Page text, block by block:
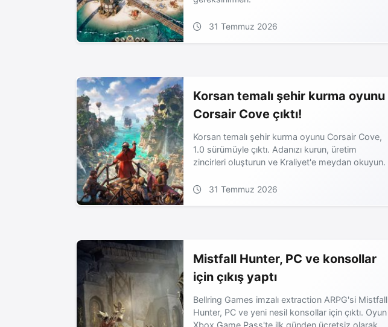
31 Temmuz 2026
Korsan temalı şehir kurma oyunu
Corsair Cove çıktı!
Korsan temalı şehir kurma oyunu Corsair Cove,
1.0 sürümüyle çıktı. Adanızı kurun, üretim
zincirleri oluşturun ve Kraliyet'e meydan okuyun.
31 Temmuz 2026
Mistfall Hunter, PC ve konsollar
için çıkış yaptı
Bellring Games imzalı extraction ARPG'si Mistfall
Hunter, PC ve yeni nesil konsollar için çıktı. Oyun
Xbox Game Pass'te ilk günden ücretsiz olarak